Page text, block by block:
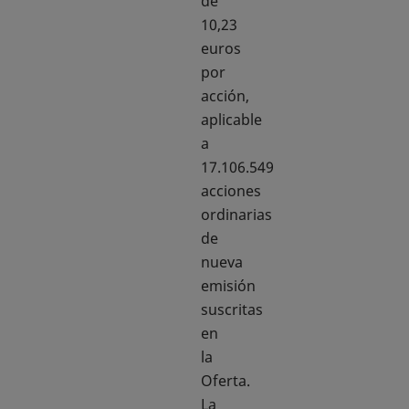
10,23
euros
por
acción,
aplicable
a
17.106.549
acciones
ordinarias
de
nueva
emisión
suscritas
en
la
Oferta.
La